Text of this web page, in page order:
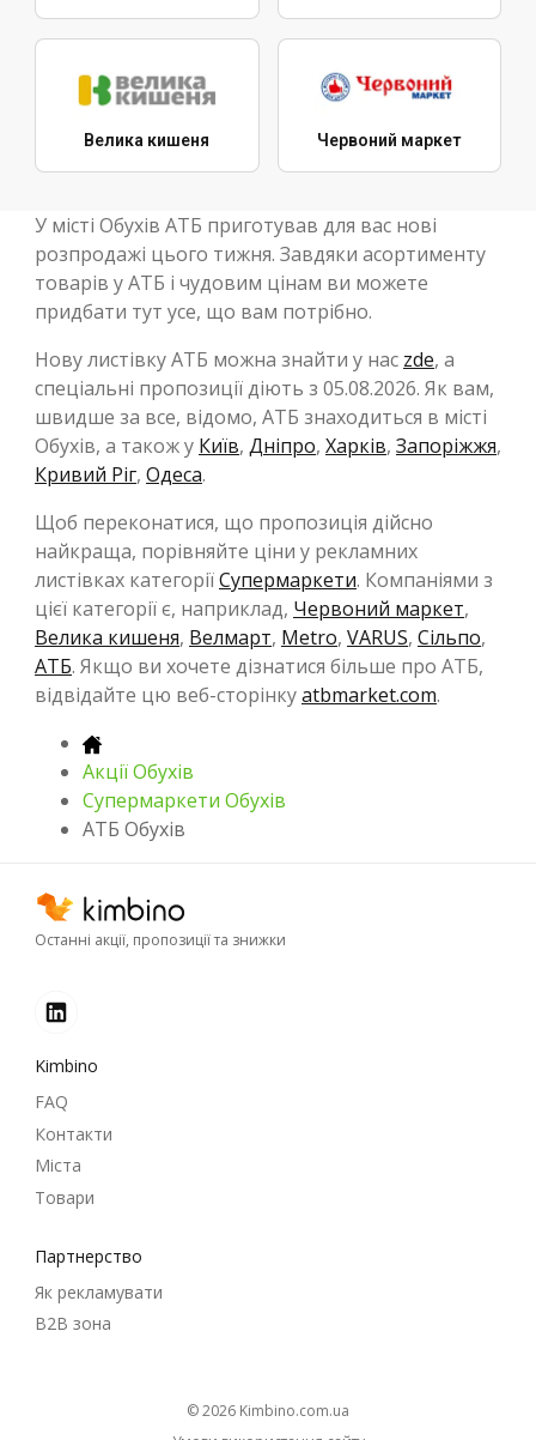
Велика кишеня Червоний маркет
У місті Обухів АТБ приготував для вас нові
розпродажі цього тижня. Завдяки асортименту
товарів у АТБ і чудовим цінам ви можете
придбати тут усе, що вам потрібно.
Нову листівку АТБ можна знайти у нас zde, а
спеціальні пропозиції діють з 05.08.2026. Як вам,
швидше за все, відомо, АТБ знаходиться в місті
Обухів, а також у Київ, Дніпро, Харків, Запоріжжя,
Кривий Ріг, Одеса.
Щоб переконатися, що пропозиція дійсно
найкраща, порівняйте ціни у рекламних
листівках категоріїСупермаркети. Компаніями з
цієї категорії є, наприклад, Червоний маркет,
Велика кишеня, Велмарт, Metro, VARUS, Сільпо,
АТБ. Якщо ви хочете дізнатися більше про АТБ,
відвідайте цю веб-сторінкуatbmarket.com.
Акції Обухів
Супермаркети Обухів
АТБ Обухів
Останні акції, пропозиції та знижки
Kimbino
FAQ
Контакти
Міста
Товари
Партнерство
Як рекламувати
B2B зона
© 2026
kimbino.com.ua